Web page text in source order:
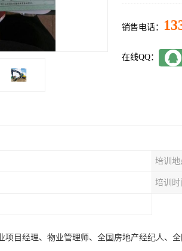
销售电话：
在线QQ：
培训地
培训时
项目经理、物业管理师、全国房地产经纪人、